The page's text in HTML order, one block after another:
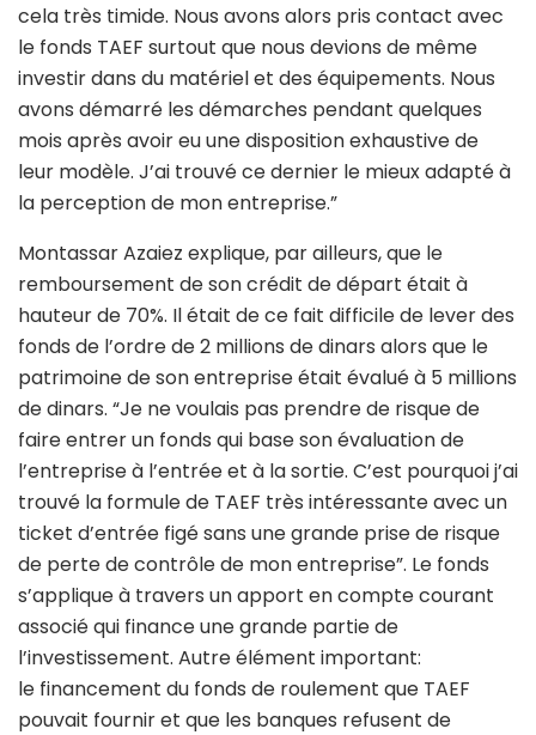
cela très timide. Nous avons alors pris contact avec
le fonds TAEF surtout que nous devions de même
investir dans du matériel et des équipements. Nous
avons démarré les démarches pendant quelques
mois après avoir eu une disposition exhaustive de
leur modèle. J’ai trouvé ce dernier le mieux adapté à
la perception de mon entreprise.”
Montassar Azaiez explique, par ailleurs, que le
remboursement de son crédit de départ était à
hauteur de 70%. Il était de ce fait difficile de lever des
fonds de l’ordre de 2 millions de dinars alors que le
patrimoine de son entreprise était évalué à 5 millions
de dinars. “Je ne voulais pas prendre de risque de
faire entrer un fonds qui base son évaluation de
l’entreprise à l’entrée et à la sortie. C’est pourquoi j’ai
trouvé la formule de TAEF très intéressante avec un
ticket d’entrée figé sans une grande prise de risque
de perte de contrôle de mon entreprise”. Le fonds
s’applique à travers un apport en compte courant
associé qui finance une grande partie de
l’investissement. Autre élément important:
le financement du fonds de roulement que TAEF
pouvait fournir et que les banques refusent de